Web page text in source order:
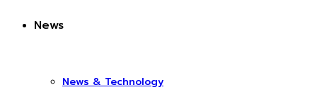
News
News & Technology